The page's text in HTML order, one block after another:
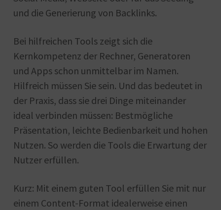
und die Generierung von Backlinks.
Bei hilfreichen Tools zeigt sich die
Kernkompetenz der Rechner, Generatoren
und Apps schon unmittelbar im Namen.
Hilfreich müssen Sie sein. Und das bedeutet in
der Praxis, dass sie drei Dinge miteinander
ideal verbinden müssen: Bestmögliche
Präsentation, leichte Bedienbarkeit und hohen
Nutzen. So werden die Tools die Erwartung der
Nutzer erfüllen.
Kurz: Mit einem guten Tool erfüllen Sie mit nur
einem Content-Format idealerweise einen